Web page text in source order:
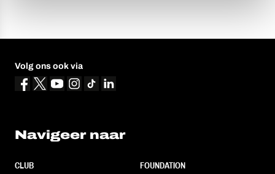
Volg ons ook via
Navigeer naar
CLUB
FOUNDATION